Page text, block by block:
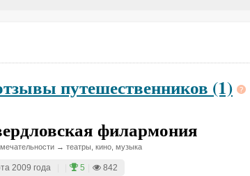
путешественников (1)
филармония
→ театры, кино, музыка
2009 года 5 842